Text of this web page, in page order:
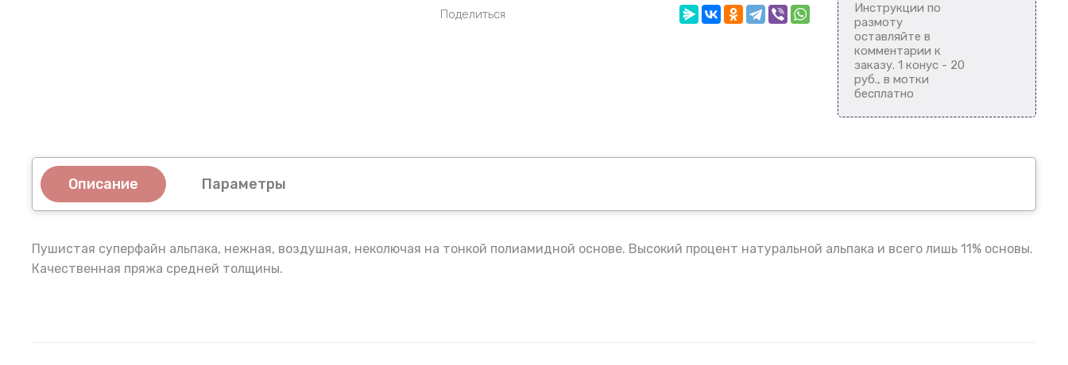
Поделиться
Инструкции по
размоту
оставляйте в
комментарии к
заказу. 1 конус - 20
руб., в мотки
бесплатно
Описание Параметры
Пушистая суперфайн альпака, нежная, воздушная, неколючая на тонкой полиамидной основе. Высокий процент натуральной альпака и всего лишь 11% основы.
Качественная пряжа средней толщины.